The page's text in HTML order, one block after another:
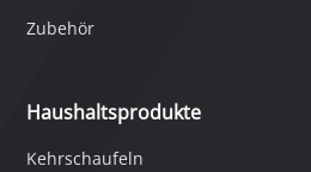
Zubehör
Haushaltsprodukte
Kehrschaufeln